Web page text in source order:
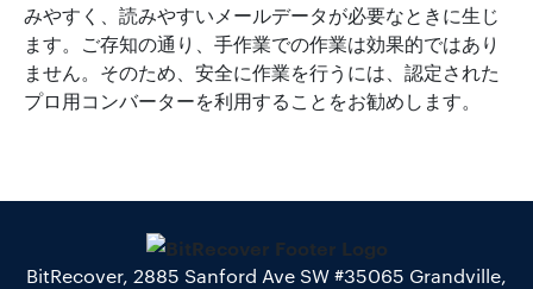
みやすく、読みやすいメールデータが必要なときに生じ
ます。ご存知の通り、手作業での作業は効果的ではあり
ません。そのため、安全に作業を行うには、認定された
プロ用コンバーターを利用することをお勧めします。
BitRecover, 2885 Sanford Ave SW #35065 Grandville,